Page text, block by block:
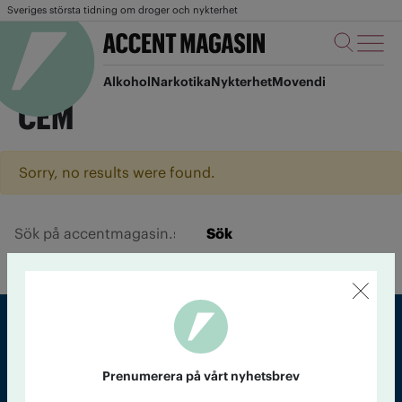
Sveriges största tidning om droger och nykterhet
AlkoholNarkotikaNykterhetMovendi
CEM
Sorry, no results were found.
Sök
Prenumerera på vårt nyhetsbrev